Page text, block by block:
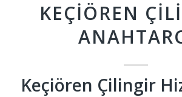
KEÇIÖREN
Keçiören Çilingir